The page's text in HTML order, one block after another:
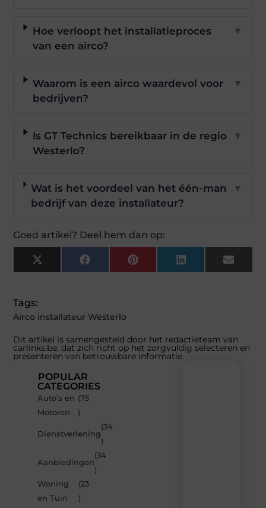
Hoe verloopt het installatieproces
van een airco?
▼
Waarom is een airco waardevol voor
bedrijven?
▼
Is GT Technics bereikbaar in de regio
Westerlo?
▼
Wat is het voordeel van het één-man
bedrijf van deze installateur?
▼
Goed artikel? Deel hem dan op:
X
(Twitter)
FacebookPinterestLinkedInEmail
Tags:
Airco installateur Westerlo
Dit artikel is samengesteld door het redactieteam van
carlinks.be, dat zich richt op het zorgvuldig selecteren en
presenteren van betrouwbare informatie.
POPULAR
CATEGORIES
Auto’s en
Motoren
(75
)
Dienstverlening
(34
)
Aanbiedingen
(34
)
Woning
en Tuin
(23
)